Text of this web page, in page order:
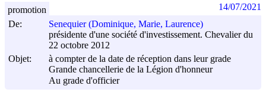
De:
Senequier (Dominique, Marie, Laurence)
présidente d'une société d'investissement. Chevalier du
22 octobre 2012
Objet:
à compter de la date de réception dans leur grade
Grande chancellerie de la Légion d'honneur
Au grade d'officier
promotion 14/07/2021